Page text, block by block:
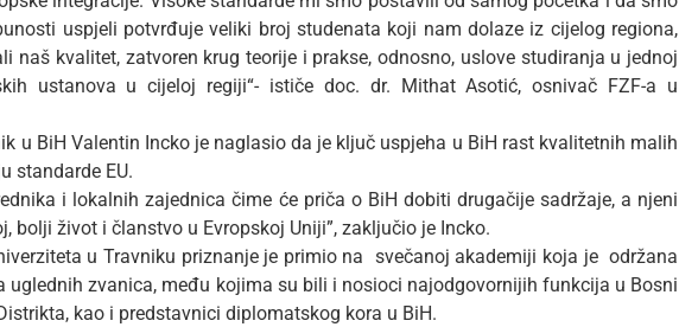
uspjeli potvrđuje veliki broj studenata koji nam dolaze iz cijelog regiona,
naš kvalitet, zatvoren krug teorije i prakse, odnosno, uslove studiranja u jednoj
ustanova u cijeloj regiji“- ističe doc. dr. Mithat Asotić, osnivač FZF-a u
u BiH Valentin Incko je naglasio da je ključ uspjeha u BiH rast kvalitetnih malih
standarde EU.
i lokalnih zajednica čime će priča o BiH dobiti drugačije sadržaje, a njeni
bolji život i članstvo u Evropskoj Uniji”, zaključio je Incko.
u Travniku priznanje je primio na svečanoj akademiji koja je održana
uglednih zvanica, među kojima su bili i nosioci najodgovornijih funkcija u Bosni
kao i predstavnici diplomatskog kora u BiH.